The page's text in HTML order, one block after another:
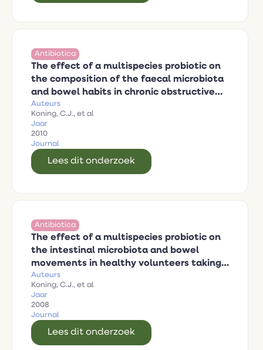
Antibiotica
The effect of a multispecies probiotic on
the composition of the faecal microbiota
and bowel habits in chronic obstructive
pulmonary disease patients treated with
antibiotics
Auteurs
Koning, C.J., et al
Jaar
2010
Journal
Lees dit onderzoek
Antibiotica
The effect of a multispecies probiotic on
the intestinal microbiota and bowel
movements in healthy volunteers taking
the antibiotic amoxycillin
Auteurs
Koning, C.J., et al
Jaar
2008
Journal
Lees dit onderzoek